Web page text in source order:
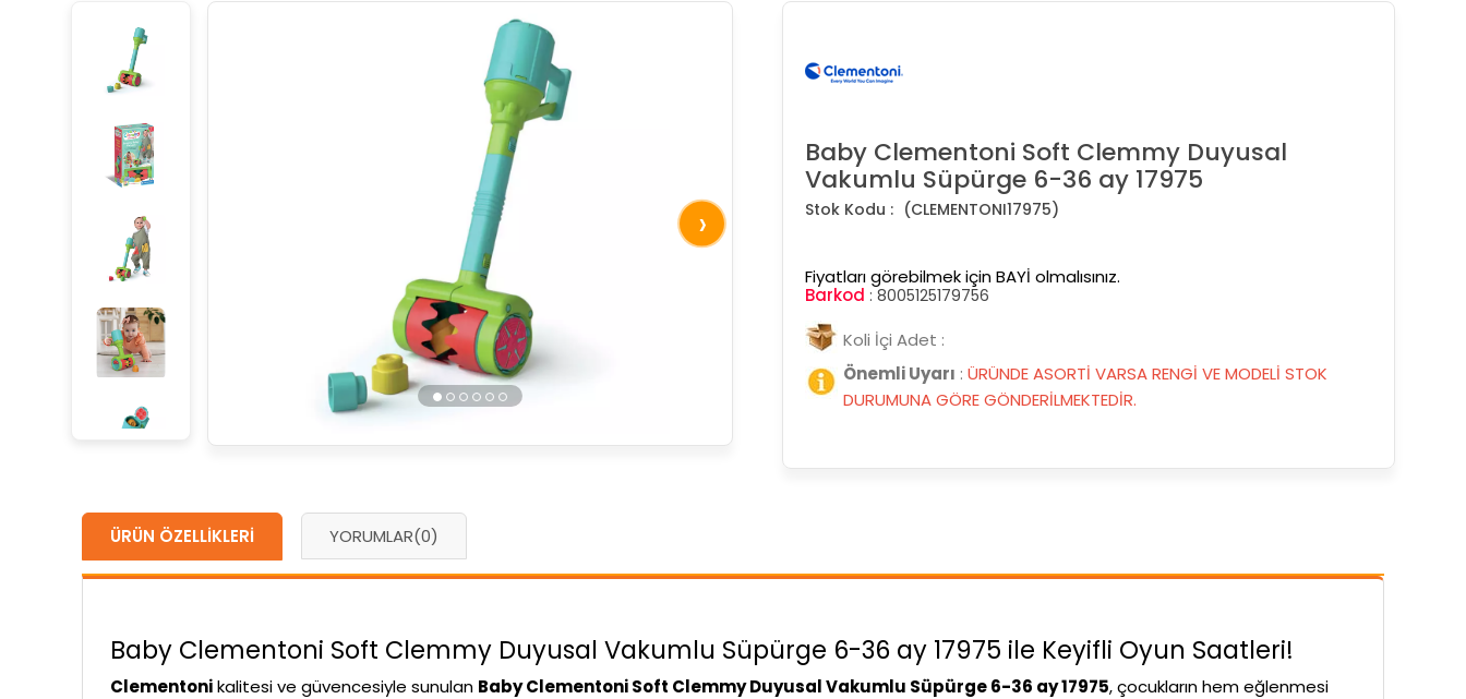
›
Baby Clementoni Soft Clemmy Duyusal
Vakumlu Süpürge 6-36 ay 17975
(CLEMENTONI17975)
Fiyatları görebilmek için BAYİ olmalısınız.
Barkod : 8005125179756
Koli İçi Adet :
Önemli Uyarı : ÜRÜNDE ASORTİ VARSA RENGİ VE MODELİ STOK
DURUMUNA GÖRE GÖNDERİLMEKTEDİR.
ÜRÜN ÖZELLIKLERI YORUMLAR(0)
Baby Clementoni Soft Clemmy Duyusal Vakumlu Süpürge 6-36 ay 17975 ile Keyifli Oyun Saatleri!
Clementonikalitesi ve güvencesiyle sunulan Baby Clementoni Soft Clemmy Duyusal Vakumlu Süpürge 6-36 ay 17975, çocukların hem eğlenmesi